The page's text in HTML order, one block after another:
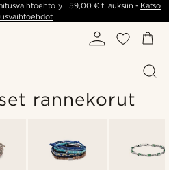
yli 59,00 €tilauksiin - Katso
rannekorut